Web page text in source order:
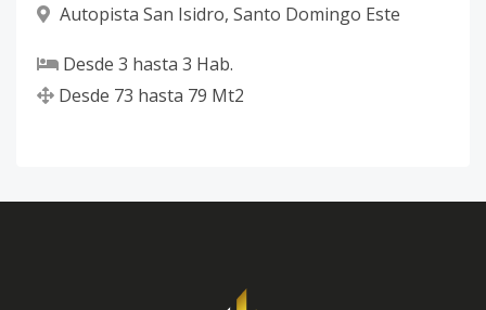
Autopista San Isidro, Santo Domingo Este
Desde 3 hasta 3 Hab.
Desde 73 hasta 79 Mt2